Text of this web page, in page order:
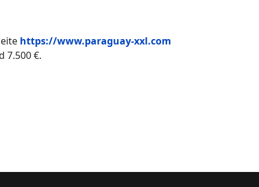
https://www.paraguay-xxl.com
7.500 €.